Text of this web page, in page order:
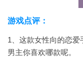
游戏点评：
1、这款女性向的恋
男主你喜欢哪款呢。